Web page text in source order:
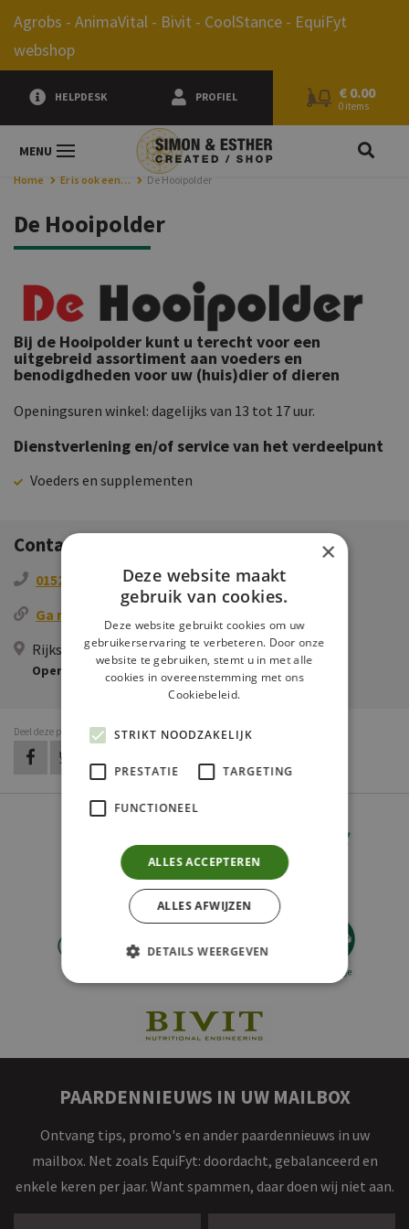
0.00
HELPDESK PROFIEL € 0.00
0 items
MENU
Agrobs - AnimaVital - Bivit - CoolStance - EquiFyt
webshop
Home Er is ook een… De Hooipolder
De Hooipolder
Bij de Hooipolder kunt u terecht voor een
uitgebreid assortiment aan voeders en
benodigdheden voor uw (huis)dier of dieren
Openingsuren winkel: dagelijks van 13 tot 17 uur.
Dienstverlening en/of service van het verdeelpunt
Voeders en supplementen
Contactgegevens
0152565366
Ga naar de website
Rijksstraatweg 9a, 2635 AC Den Hoorn, NL
Openen in Google Maps
Deel deze pagina
op Facebook
PAARDENNIEUWS IN UW MAILBOX
Ontvang tips, promo's en ander paardennieuws in uw
mailbox. Net zoals EquiFyt: doordacht, gebalanceerd en
enkele keren per jaar. Want spammen, daar doen wij niet aan.
Voornaam *
Achternaam *
×
Deze website maakt
gebruik van cookies.
Deze website gebruikt cookies om uw
gebruikerservaring te verbeteren. Door onze
website te gebruiken, stemt u in met alle
cookies in overeenstemming met ons
Cookiebeleid.
STRIKT NOODZAKELIJK
PRESTATIE TARGETING
FUNCTIONEEL
ALLES ACCEPTEREN
ALLES AFWIJZEN
DETAILS WEERGEVEN